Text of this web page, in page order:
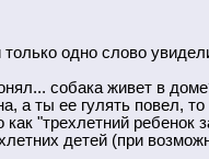
одно слово
собака живет в
а ты ее гулять повел,
"трехлетний
детей (при